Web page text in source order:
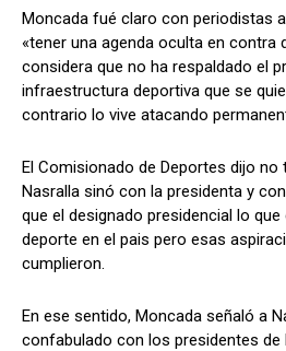
Facebook X WhatsApp
Facebook X WhatsApp
Moncada fué claro con periodistas
«tener una agenda oculta en contra
considera que no ha respaldado el
infraestructura deportiva que se
contrario lo vive atacando
El Comisionado de Deportes dijo
Nasralla sinó con la presidenta y
que el designado presidencial lo
deporte en el pais pero esas
cumplieron.
En ese sentido, Moncada señaló a
confabulado con los presidentes de